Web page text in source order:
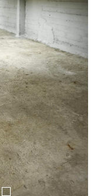
ALERTE E-
CONTACT